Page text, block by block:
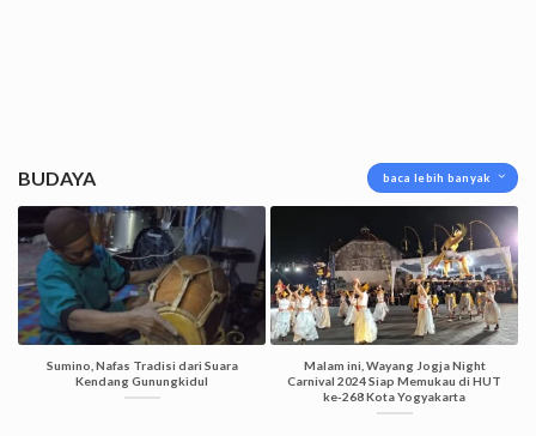
BUDAYA baca lebih banyak
Sumino, Nafas Tradisi dari Suara
Kendang Gunungkidul
Malam ini, Wayang Jogja Night
Carnival 2024 Siap Memukau di HUT
ke-268 Kota Yogyakarta